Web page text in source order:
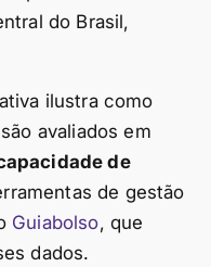
do Brasil,
ilustra como
avaliados em
de
de gestão
Guiabolso, que
dados.